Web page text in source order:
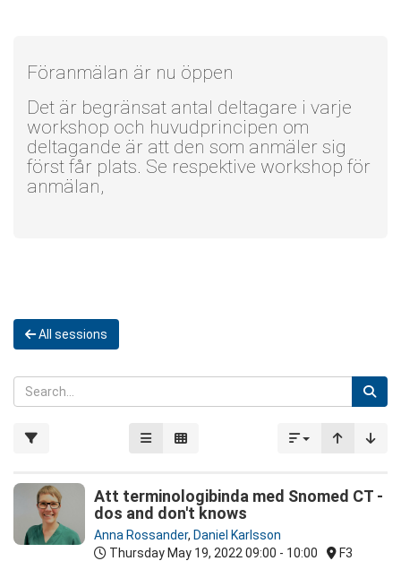
Föranmälan är nu öppen
Det är begränsat antal deltagare i varje
workshop och huvudprincipen om
deltagande är att den som anmäler sig
först får plats. Se respektive workshop för
anmälan,
All sessions
Att terminologibinda med Snomed CT -
dos and don't knows
Anna Rossander, Daniel Karlsson
Thursday May 19, 2022 09:00 - 10:00 F3